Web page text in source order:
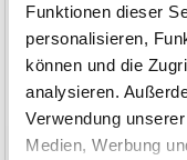
Funktionen dieser
personalisieren,
können und die
analysieren.
Verwendung
Medien, Werbung
Außengewinde, 1/2, 3/4